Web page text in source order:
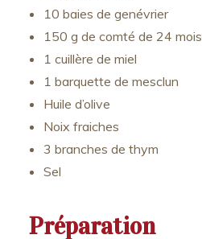
10 baies de genévrier
150 g de comté de 24 mois
1 cuillère de miel
1 barquette de mesclun
Huile d’olive
Noix fraiches
3 branches de thym
Sel
Préparation